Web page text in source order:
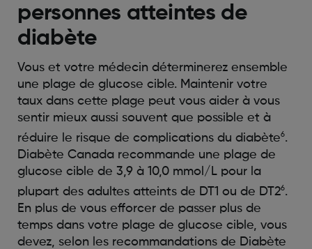
personnes atteintes de
diabète
Vous et votre médecin déterminerez ensemble
une plage de glucose cible. Maintenir votre
taux dans cette plage peut vous aider à vous
sentir mieux aussi souvent que possible et à
réduire le risque de complications du diabète6.
Diabète Canada recommande une plage de
glucose cible de 3,9 à 10,0 mmol/L pour la
plupart des adultes atteints de DT1 ou de DT26.
En plus de vous efforcer de passer plus de
temps dans votre plage de glucose cible, vous
devez, selon les recommandations de Diabète